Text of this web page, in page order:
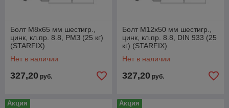
Болт М8х65 мм шестигр.,
цинк, кл.пр. 8.8, РМЗ (25 кг)
(STARFIX)
Нет в наличии
327,20 руб.
Болт М12х50 мм шестигр.,
цинк, кл.пр. 8.8, DIN 933 (25
кг) (STARFIX)
Нет в наличии
327,20 руб.
Акция Акция